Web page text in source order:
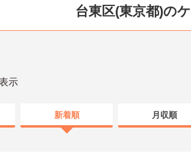
台東区(東京都)の
示
新着順 月収順